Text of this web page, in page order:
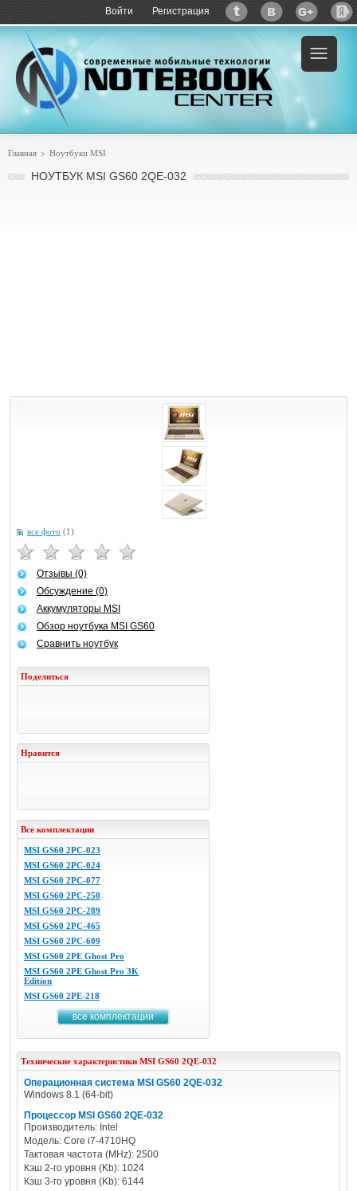
Войти Регистрация
Пример:купить MSI GS60 2QE-032
Главная Ноутбуки MSI
НОУТБУК MSI GS60 2QE-032
все фото (1)
Отзывы (0)
Обсуждение (0)
Аккумуляторы MSI
Обзор ноутбука MSI GS60
Сравнить ноутбук
Поделиться
Нравится
Все комплектации
MSI GS60 2PC-023
MSI GS60 2PC-024
MSI GS60 2PC-077
MSI GS60 2PC-250
MSI GS60 2PC-289
MSI GS60 2PC-465
MSI GS60 2PC-609
MSI GS60 2PE Ghost Pro
MSI GS60 2PE Ghost Pro 3K
Edition
MSI GS60 2PE-218
все комплектации
Технические характеристики MSI GS60 2QE-032
Операционная система MSI GS60 2QE-032
Windows 8.1 (64-bit)
Процессор MSI GS60 2QE-032
Производитель: Intel
Модель: Core i7-4710HQ
Тактовая частота (MHz): 2500
Кэш 2-го уровня (Kb): 1024
Кэш 3-го уровня (Kb): 6144